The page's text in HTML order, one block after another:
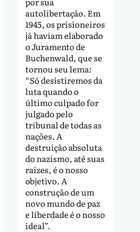
autolibertação. Em
1945, os prisioneiros
já haviam elaborado
o Juramento de
Buchenwald, que se
tornou seu lema:
“Só desistiremos da
luta quando o
último culpado for
julgado pelo
tribunal de todas as
nações. A
destruição absoluta
do nazismo, até suas
raízes, é o nosso
objetivo. A
construção de um
novo mundo de paz
e liberdade é o nosso
ideal”.